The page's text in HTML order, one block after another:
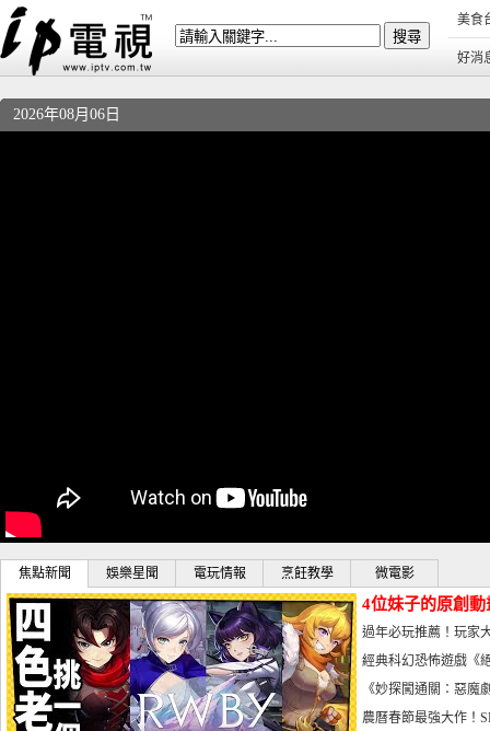
美食
好消
2026年08月06日
焦點新聞 娛樂星聞 電玩情報 烹飪教學 微電影
4位妹子的原創
曝光_電玩宅速配
過年必玩推薦！玩家
宅速配20230126
經典科幻恐怖遊戲《
懼體驗-電玩宅速配
《妙探闖通關：惡
到!!-電玩宅速配
農曆春節最強大作！